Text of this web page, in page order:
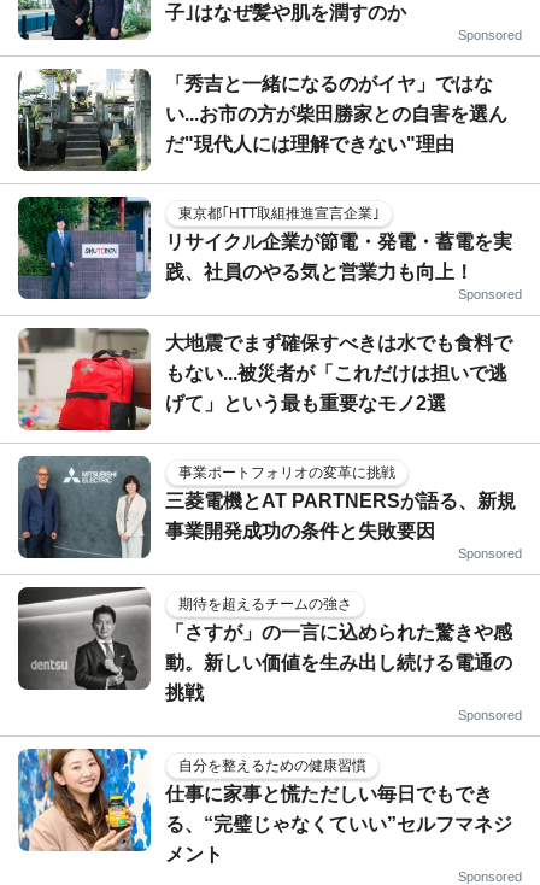
子｣はなぜ髪や肌を潤すのか
Sponsored
「秀吉と一緒になるのがイヤ」ではな
い...お市の方が柴田勝家との自害を選ん
だ"現代人には理解できない"理由
東京都｢HTT取組推進宣言企業｣
リサイクル企業が節電・発電・蓄電を実
践、社員のやる気と営業力も向上！
Sponsored
大地震でまず確保すべきは水でも食料で
もない...被災者が「これだけは担いで逃
げて」という最も重要なモノ2選
事業ポートフォリオの変革に挑戦
三菱電機とAT PARTNERSが語る、新規
事業開発成功の条件と失敗要因
Sponsored
期待を超えるチームの強さ
「さすが」の一言に込められた驚きや感
動。新しい価値を生み出し続ける電通の
挑戦
Sponsored
自分を整えるための健康習慣
仕事に家事と慌ただしい毎日でもでき
る、“完璧じゃなくていい”セルフマネジ
メント
Sponsored